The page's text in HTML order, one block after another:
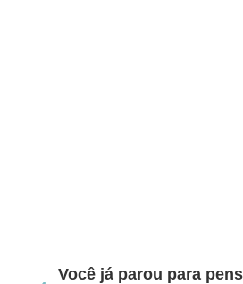
Você já parou para